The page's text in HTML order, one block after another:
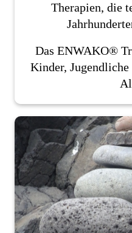
Therapien, die
Das ENWAKO®
Kinder, Jugendliche